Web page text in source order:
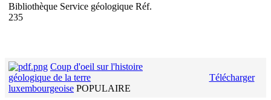
Bibliothèque Service géologique Réf.
235
Coup d'oeil sur l'histoire
géologique de la terre
luxembourgeoise POPULAIRE
Télécharger